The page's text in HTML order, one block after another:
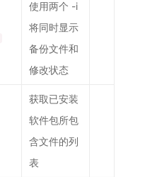
使用两个 -i
将同时显示
备份文件和
修改状态
获取已安装
软件包所包
含文件的列
表